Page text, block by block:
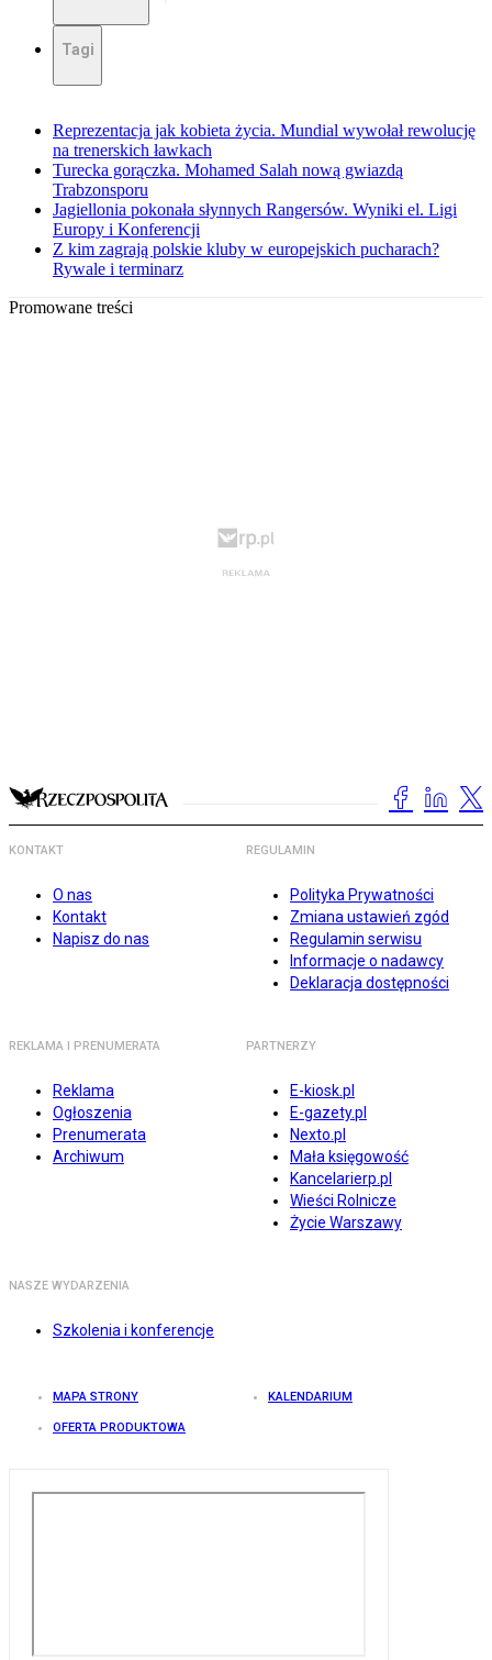
Tagi
Reprezentacja jak kobieta życia. Mundial wywołał rewolucję
na trenerskich ławkach
Turecka gorączka. Mohamed Salah nową gwiazdą
Trabzonsporu
Jagiellonia pokonała słynnych Rangersów. Wyniki el. Ligi
Europy i Konferencji
Z kim zagrają polskie kluby w europejskich pucharach?
Rywale i terminarz
Promowane treści
KONTAKT
O nas
Kontakt
Napisz do nas
REGULAMIN
Polityka Prywatności
Zmiana ustawień zgód
Regulamin serwisu
Informacje o nadawcy
Deklaracja dostępności
REKLAMA I PRENUMERATA
Reklama
Ogłoszenia
Prenumerata
Archiwum
PARTNERZY
E-kiosk.pl
E-gazety.pl
Nexto.pl
Mała księgowość
Kancelarierp.pl
Wieści Rolnicze
Życie Warszawy
NASZE WYDARZENIA
Szkolenia i konferencje
MAPA STRONY KALENDARIUM
OFERTA PRODUKTOWA